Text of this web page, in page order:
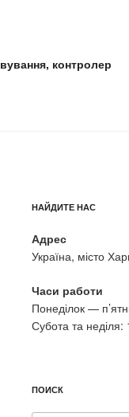
контролер
НАЙДИТЕ НАС
Адрес
Україна, місто
Часи работи
Понеділок —
Субота та
ПОИСК